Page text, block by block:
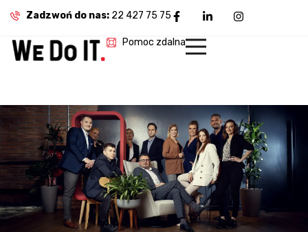
Zadzwoń do nas:22 427 75 75
Pomoc zdalna